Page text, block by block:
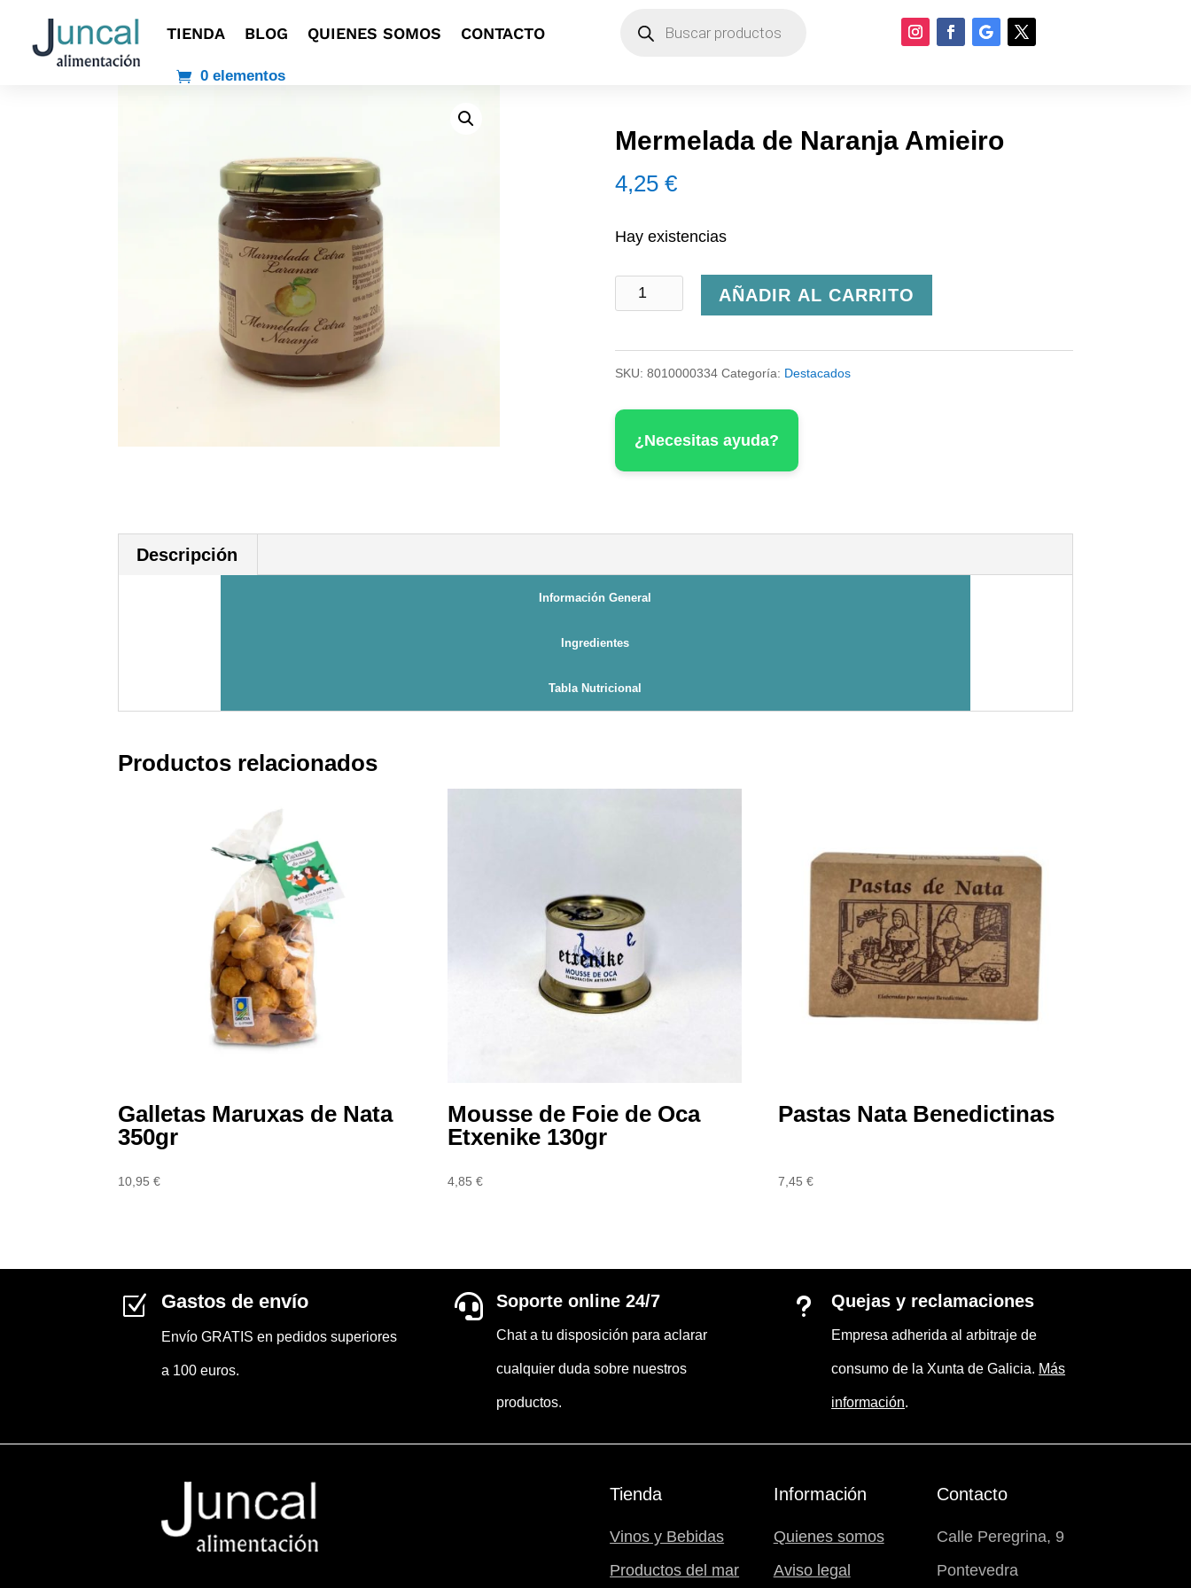
TIENDA BLOG QUIENES SOMOS CONTACTO
0 elementos
de
Mermelada de Naranja Amieiro
4,25 €
Hay existencias
Mermelada
AÑADIR AL CARRITO
SKU: 8010000334 Categoría: Destacados
¿Necesitas ayuda?
Descripción
Información General
Ingredientes
Tabla Nutricional
Productos relacionados
Galletas Maruxas de Nata
350gr
10,95 €
Mousse de Foie de Oca
Etxenike 130gr
4,85€
Pastas Nata Benedictinas
7,45 €
Z Gastos de envío
Envío GRATIS en pedidos superiores
a 100 euros.
 Soporte online 24/7
Chat a tu disposición para aclarar
cualquier duda sobre nuestros
productos.
u Quejas y reclamaciones
Empresa adherida al arbitraje de
consumo de la Xunta de Galicia. Más
información.
Tienda
Vinos y Bebidas
Productos del mar
Información
Quienes somos
Aviso legal
Contacto
Calle Peregrina, 9
Pontevedra